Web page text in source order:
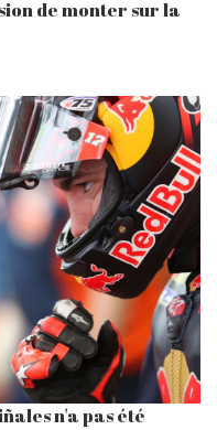
de monter sur la
n'a pas été